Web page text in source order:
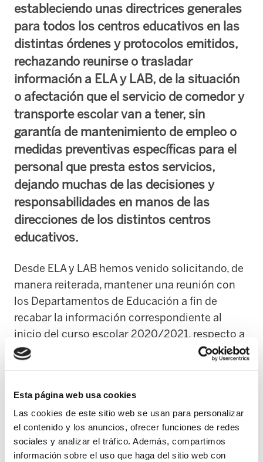
Esta página web usa cookies
Las cookies de este sitio web se usan para personalizar
el contenido y los anuncios, ofrecer funciones de redes
sociales y analizar el tráfico. Además, compartimos
información sobre el uso que haga del sitio web con
estableciendo unas directrices generales
para todos los centros educativos en las
distintas órdenes y protocolos emitidos,
rechazando reunirse o trasladar
información a ELA y LAB, de la situación
o afectación que el servicio de comedor y
transporte escolar van a tener, sin
garantía de mantenimiento de empleo o
medidas preventivas específicas para el
personal que presta estos servicios,
dejando muchas de las decisiones y
responsabilidades en manos de las
direcciones de los distintos centros
educativos.
Desde ELA y LAB hemos venido solicitando, de
manera reiterada, mantener una reunión con
los Departamentos de Educación a fin de
recabar la información correspondiente al
inicio del curso escolar 2020/2021, respecto a
cuál va a ser el funcionamiento para los
servicios de comedor y transporte escolar, sin
La información que desde los dos sindicatos
tenemos es aquella que hemos recibido a
través de los medios de comunicación o de las